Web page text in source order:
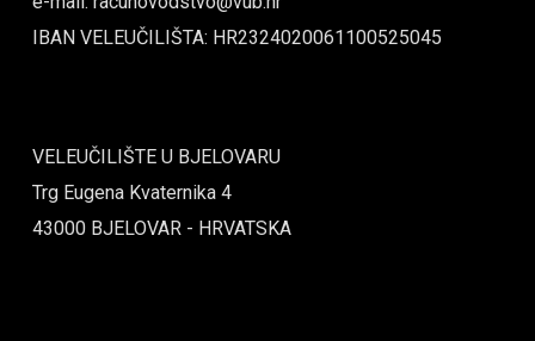
IBAN VELEUČILIŠTA: HR2324020061100525045
VELEUČILIŠTE U BJELOVARU
Trg Eugena Kvaternika 4
43000 BJELOVAR - HRVATSKA